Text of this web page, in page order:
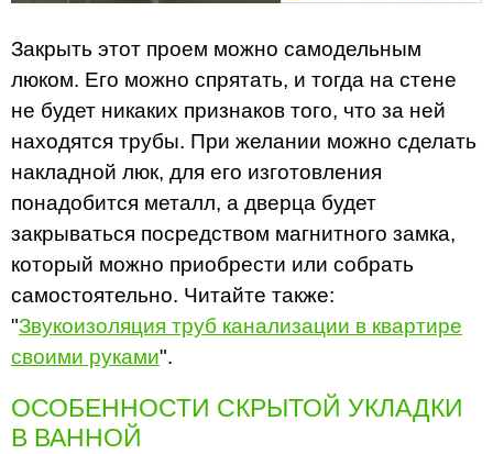
Закрыть этот проем можно самодельным
люком. Его можно спрятать, и тогда на стене
не будет никаких признаков того, что за ней
находятся трубы. При желании можно сделать
накладной люк, для его изготовления
понадобится металл, а дверца будет
закрываться посредством магнитного замка,
который можно приобрести или собрать
самостоятельно. Читайте также:
"Звукоизоляция труб канализации в квартире
своими руками".
ОСОБЕННОСТИ СКРЫТОЙ УКЛАДКИ
В ВАННОЙ